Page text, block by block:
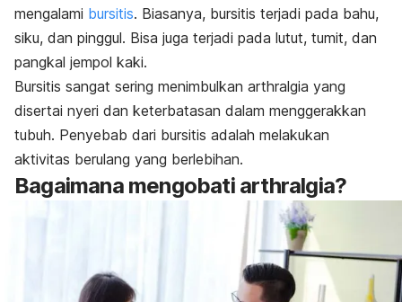
mengalami bursitis. Biasanya, bursitis terjadi pada bahu,
siku, dan pinggul. Bisa juga terjadi pada lutut, tumit, dan
pangkal jempol kaki.
Bursitis sangat sering menimbulkan arthralgia yang
disertai nyeri dan keterbatasan dalam menggerakkan
tubuh. Penyebab dari bursitis adalah melakukan
aktivitas berulang yang berlebihan.
Bagaimana mengobati arthralgia?